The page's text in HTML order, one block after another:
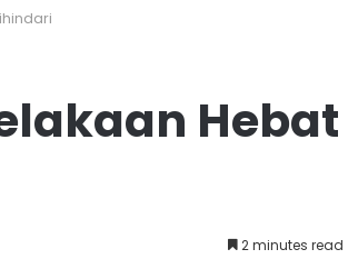
Hebat
2 minutes read